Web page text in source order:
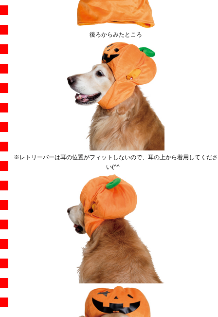
後ろからみたところ
※レトリーバーは耳の位置がフィットしないので、耳の上から着用してくださ
い(^^ゞ